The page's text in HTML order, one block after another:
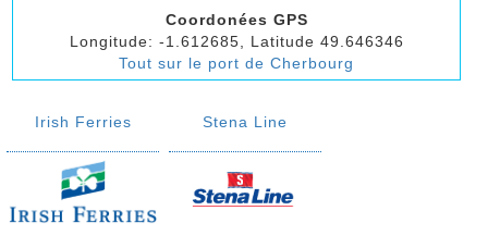
Coordonées GPS
Longitude: -1.612685, Latitude 49.646346
Tout sur le port de Cherbourg
Irish Ferries Stena Line